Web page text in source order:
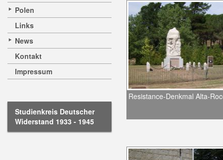
Polen
Links
News
Kontakt
Impressum
Studienkreis Deutscher
Widerstand 1933 - 1945
Resistance-Denkmal Alta-